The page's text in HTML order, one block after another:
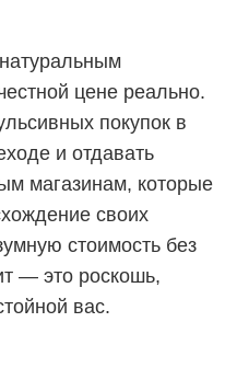
цене реально.
покупок в
и отдавать
магазинам, которые
своих
стоимость без
— это роскошь,
вас.